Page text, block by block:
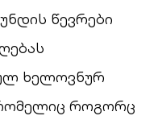
წევრები
ხელოვნურ
როგორც